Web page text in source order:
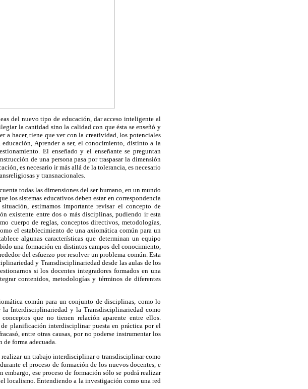
del nuevo tipo de educación, dar acceso inteligente al
la cantidad sino la calidad con que ésta se enseñó y
a hacer, tiene que ver con la creatividad, los potenciales
Aprender a ser, el conocimiento, distinto a la
El enseñado y el enseñante se preguntan
de una persona pasa por traspasar la dimensión
es necesario ir más allá de la tolerancia, es necesario
y transnacionales.
todas las dimensiones del ser humano, en un mundo
los sistemas educativos deben estar en correspondencia
estimamos importante revisar el concepto de
existente entre dos o más disciplinas, pudiendo ir esta
cuerpo de reglas, conceptos directivos, metodologías,
el establecimiento de una axiomática común para un
algunas características que determinan un equipo
una formación en distintos campos del conocimiento,
del esfuerzo por resolver un problema común. Esta
y Transdisciplinariedad desde las aulas de los
si los docentes integradores formados en una
contenidos, metodologías y términos de diferentes
común para un conjunto de disciplinas, como lo
Interdisciplinariedad y la Transdisciplinariedad como
que no tienen relación aparente entre ellos.
planificación interdisciplinar puesta en práctica por el
entre otras causas, por no poderse instrumentar los
forma adecuada.
un trabajo interdisciplinar o transdisciplinar como
el proceso de formación de los nuevos docentes, e
ese proceso de formación sólo se podrá realizar
localismo. Entendiendo a la investigación como una red